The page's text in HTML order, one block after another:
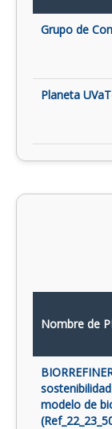
Grupo de
Planeta
Nombre de
modelo de